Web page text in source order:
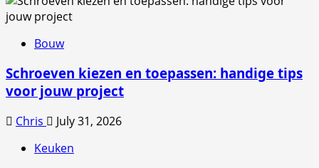
Bouw
Schroeven kiezen en toepassen: handige tips
voor jouw project
Chris
July 31, 2026
Keuken